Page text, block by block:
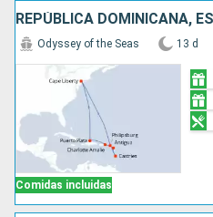
Comidas incluidas
Odyssey of the Seas 13 d